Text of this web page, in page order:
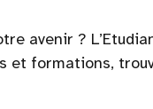
avenir ?
et formations,